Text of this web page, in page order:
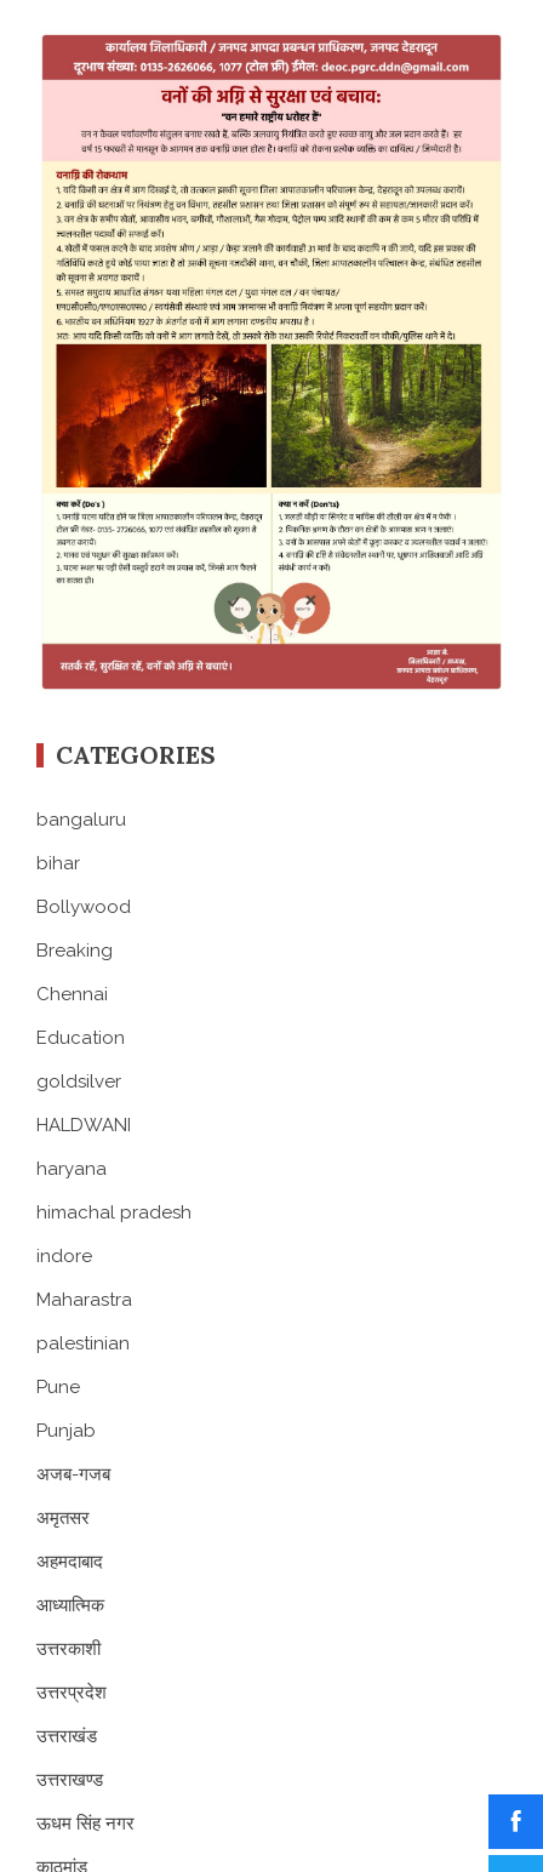
CATEGORIES
bangaluru
bihar
Bollywood
Breaking
Chennai
Education
goldsilver
HALDWANI
haryana
himachal pradesh
indore
Maharastra
palestinian
Pune
Punjab
अजब-गजब
अमृतसर
अहमदाबाद
आध्यात्मिक
उत्तरकाशी
उत्तरप्रदेश
उत्तराखंड
उत्तराखण्ड
ऊधम सिंह नगर
काठमांडू